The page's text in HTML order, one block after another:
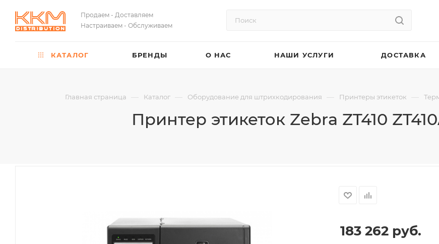
Продаем - Доставляем
Настраиваем - Обслуживаем
КАТАЛОГ БРЕНДЫ О НАС НАШИ УСЛУГИ ДОСТАВКА
Главная страница — Каталог — Оборудование для штрихкодирования — Принтеры этикеток —
Принтер этикеток Zebra ZT410
183 262 руб.